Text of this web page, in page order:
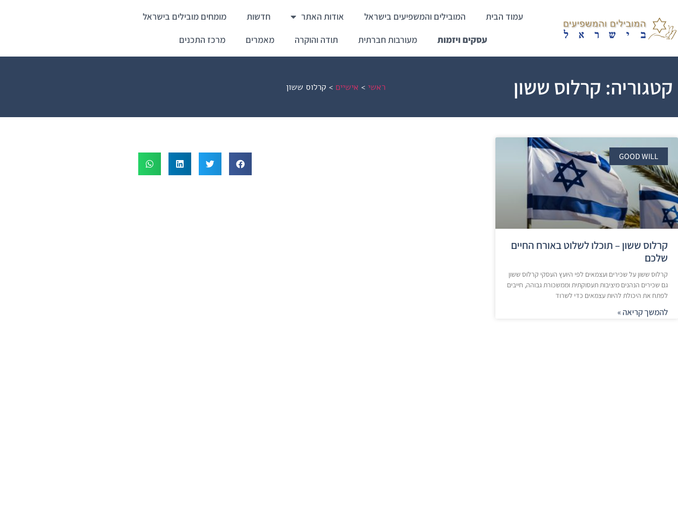
עמוד הבית המובילים והמשפיעים בישראל אודות האתר חדשות
מומחים מובילים בישראל
עסקים ויזמות
מעורבות חברתית תודה והוקרה מאמרים מרכז התכנים
קטגוריה: קרלוס ששון ראשי > אישיים > קרלוס ששון
GOOD WILL
קרלוס ששון – תוכלו לשלוט באורח החיים
שלכם
קרלוס ששון על שכירים ועצמאים לפי היועץ העסקי קרלוס ששון
גם שכירים הנהנים מיציבות תעסוקתית וממשכורת גבוהה, חייבים
לפתח את היכולת להיות עצמאים כדי לשרוד
להמשך קריאה »